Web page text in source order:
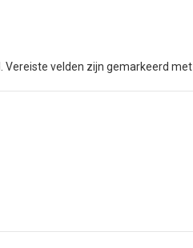
Vereiste velden zijn gemarkeerd met